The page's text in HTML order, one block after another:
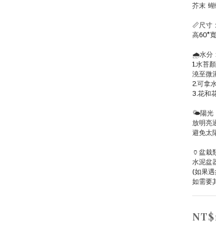
芥末
📏尺寸 :
高60*
🌧水分 :
1.水苔
澆至微
2.可拿
3.花和
🌤陽光
放明亮
避免太
🏺盆栽
水泥盆
(如果遇
如需要